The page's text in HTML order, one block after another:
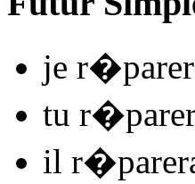
je r�parer
tu r�pare
il r�parer